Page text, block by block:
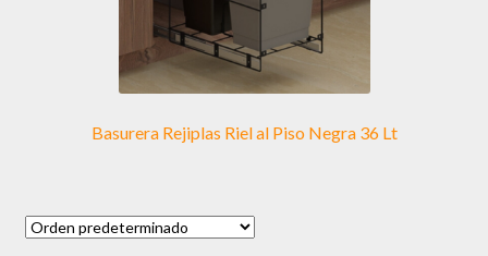
la
producto
Basurera Rejiplas Riel al Piso Negra 36 Lt